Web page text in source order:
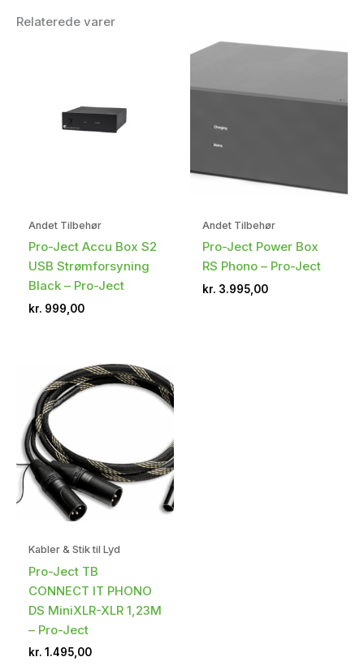
Relaterede varer
Andet Tilbehør
Pro-Ject Accu Box S2
USB Strømforsyning
Black – Pro-Ject
kr. 999,00
Andet Tilbehør
Pro-Ject Power Box
RS Phono – Pro-Ject
kr. 3.995,00
Kabler & Stik til Lyd
Pro-Ject TB
CONNECT IT PHONO
DS MiniXLR-XLR 1,23M
– Pro-Ject
kr. 1.495,00